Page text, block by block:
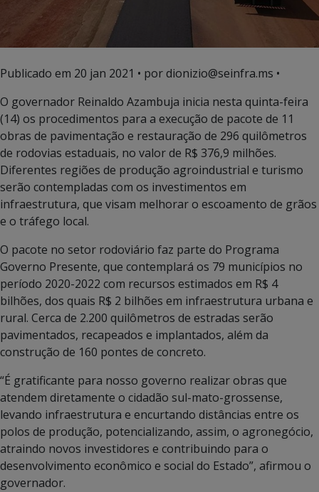
Publicado em 20 jan 2021 • por dionizio@seinfra.ms •
O governador Reinaldo Azambuja inicia nesta quinta-feira
(14) os procedimentos para a execução de pacote de 11
obras de pavimentação e restauração de 296 quilômetros
de rodovias estaduais, no valor de R$ 376,9 milhões.
Diferentes regiões de produção agroindustrial e turismo
serão contempladas com os investimentos em
infraestrutura, que visam melhorar o escoamento de grãos
e o tráfego local.
O pacote no setor rodoviário faz parte do Programa
Governo Presente, que contemplará os 79 municípios no
período 2020-2022 com recursos estimados em R$ 4
bilhões, dos quais R$ 2 bilhões em infraestrutura urbana e
rural. Cerca de 2.200 quilômetros de estradas serão
pavimentados, recapeados e implantados, além da
construção de 160 pontes de concreto.
“É gratificante para nosso governo realizar obras que
atendem diretamente o cidadão sul-mato-grossense,
levando infraestrutura e encurtando distâncias entre os
polos de produção, potencializando, assim, o agronegócio,
atraindo novos investidores e contribuindo para o
desenvolvimento econômico e social do Estado”, afirmou o
governador.